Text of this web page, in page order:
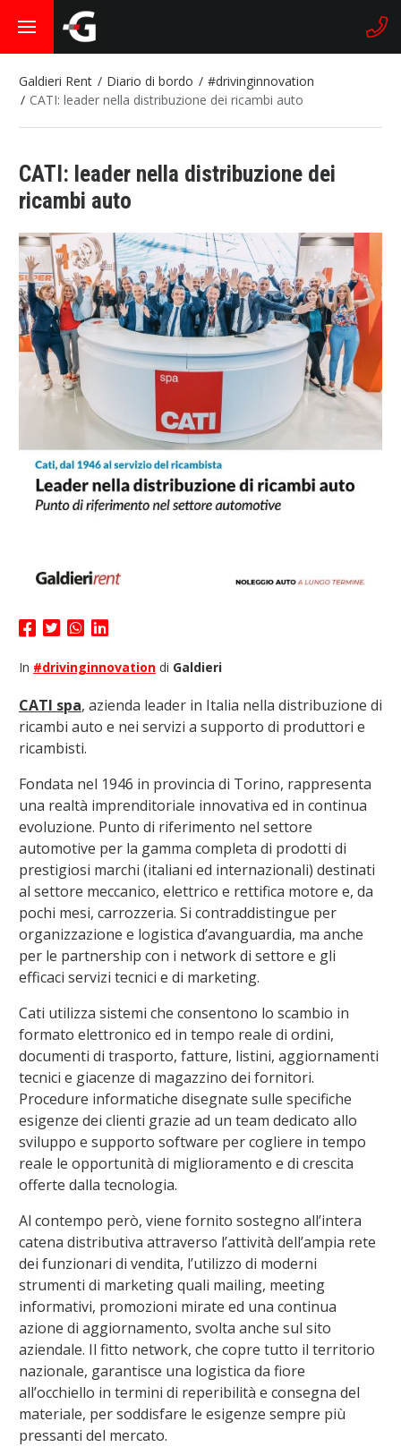
Galdieri Rent Diario di bordo
#drivinginnovation
CATI: leader nella distribuzione dei ricambi auto
CATI: leader nella distribuzione dei
ricambi auto
In #drivinginnovationdi Galdieri
CATI spa, azienda leader in Italia nella distribuzione di
ricambi auto e nei servizi a supporto di produttori e
ricambisti.
Fondata nel 1946 in provincia di Torino, rappresenta
una realtà imprenditoriale innovativa ed in continua
evoluzione. Punto di riferimento nel settore
automotive per la gamma completa di prodotti di
prestigiosi marchi (italiani ed internazionali) destinati
al settore meccanico, elettrico e rettifica motore e, da
pochi mesi, carrozzeria. Si contraddistingue per
organizzazione e logistica d’avanguardia, ma anche
per le partnership con i network di settore e gli
efficaci servizi tecnici e di marketing.
Cati utilizza sistemi che consentono lo scambio in
formato elettronico ed in tempo reale di ordini,
documenti di trasporto, fatture, listini, aggiornamenti
tecnici e giacenze di magazzino dei fornitori.
Procedure informatiche disegnate sulle specifiche
esigenze dei clienti grazie ad un team dedicato allo
sviluppo e supporto software per cogliere in tempo
reale le opportunità di miglioramento e di crescita
offerte dalla tecnologia.
Al contempo però, viene fornito sostegno all’intera
catena distributiva attraverso l’attività dell’ampia rete
dei funzionari di vendita, l’utilizzo di moderni
strumenti di marketing quali mailing, meeting
informativi, promozioni mirate ed una continua
azione di aggiornamento, svolta anche sul sito
aziendale. Il fitto network, che copre tutto il territorio
nazionale, garantisce una logistica da fiore
all’occhiello in termini di reperibilità e consegna del
materiale, per soddisfare le esigenze sempre più
pressanti del mercato.